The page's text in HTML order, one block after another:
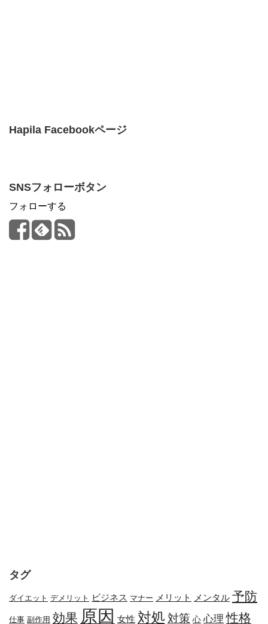
Hapila Facebookページ
SNSフォローボタン
フォローする
タグ
ダイエット デメリット ビジネス マナー メリット メンタル 予防
仕事 副作用 効果 原因 女性 対処 対策 心 心理 性格